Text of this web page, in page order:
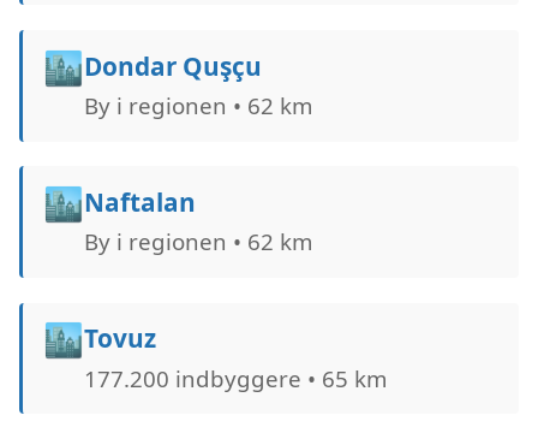
🏙️Dondar Quşçu
By i regionen • 62 km
🏙️Naftalan
By i regionen • 62 km
🏙️Tovuz
177.200 indbyggere • 65 km